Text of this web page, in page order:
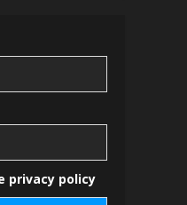
privacy policy